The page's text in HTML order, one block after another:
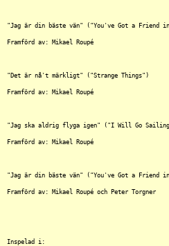
"Jag är din bäste vän" ("You've Got a Friend
Framförd av: Mikael Roupé
"Det är nå't märkligt" ("Strange Things")
Framförd av: Mikael Roupé
"Jag ska aldrig flyga igen" ("I Will Go Sailing
Framförd av: Mikael Roupé
"Jag är din bäste vän" ("You've Got a Friend
Framförd av: Mikael Roupé och Peter Torgner
Inspelad i: